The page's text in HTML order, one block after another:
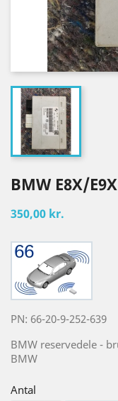
BMW E8X/
350,00 kr.
PN: 66-20-9-252-639
BMW reservedele -
BMW
Antal